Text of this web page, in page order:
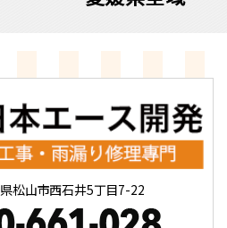
松山市西石井5丁目7-22